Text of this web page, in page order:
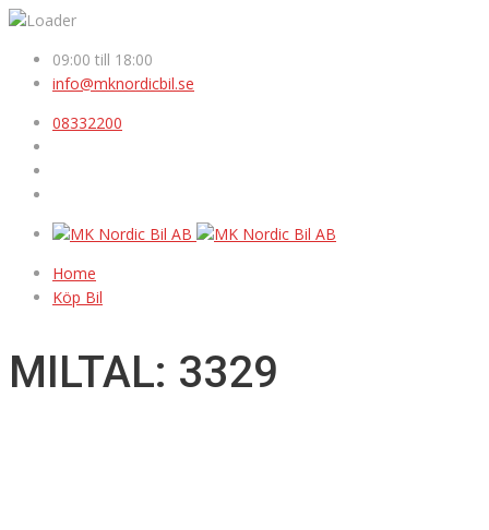
09:00 till 18:00
info@mknordicbil.se
08332200
Home
Köp Bil
MILTAL: 3329